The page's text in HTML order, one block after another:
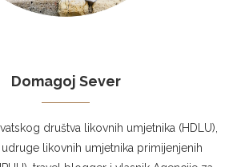
Domagoj Sever
društva likovnih umjetnika (HDLU),
likovnih umjetnika primijenjenih